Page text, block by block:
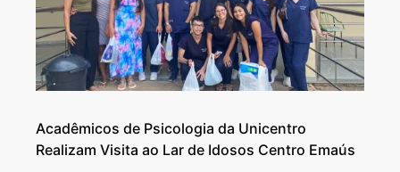
Acadêmicos de Psicologia da Unicentro
Realizam Visita ao Lar de Idosos Centro Emaús